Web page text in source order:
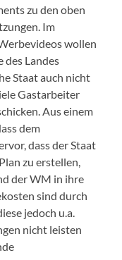
zu den oben
Im
wollen
des Landes
Staat auch nicht
Gastarbeiter
Aus einem
dem
dass der Staat
zu erstellen,
der WM in ihre
sind durch
jedoch u.a.
nicht leisten